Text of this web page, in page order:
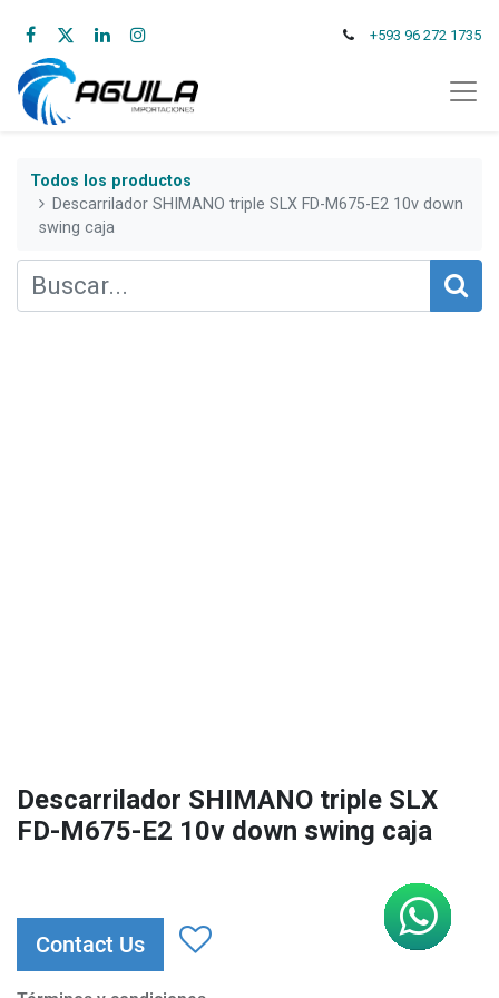
+593 96 272 1735
Todos los productos
Descarrilador SHIMANO triple SLX FD-M675-E2 10v down
swing caja
Descarrilador SHIMANO triple SLX
FD-M675-E2 10v down swing caja
Contact Us